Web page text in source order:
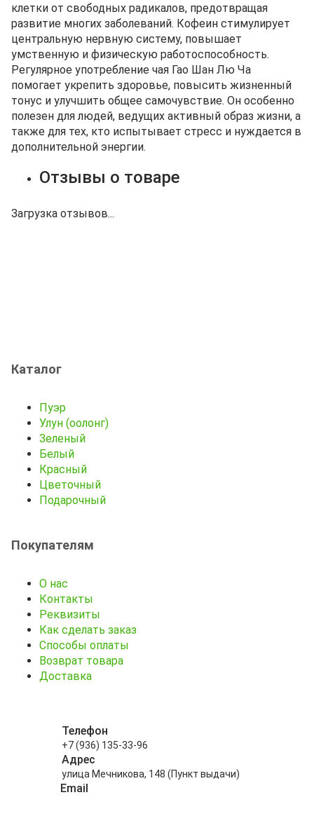
клетки от свободных радикалов, предотвращая
развитие многих заболеваний. Кофеин стимулирует
центральную нервную систему, повышает
умственную и физическую работоспособность.
Регулярное употребление чая Гао Шан Лю Ча
помогает укрепить здоровье, повысить жизненный
тонус и улучшить общее самочувствие. Он особенно
полезен для людей, ведущих активный образ жизни, а
также для тех, кто испытывает стресс и нуждается в
дополнительной энергии.
Отзывы о товаре
Загрузка отзывов...
Каталог
Пуэр
Улун (оолонг)
Зеленый
Белый
Красный
Цветочный
Подарочный
Покупателям
О нас
Контакты
Реквизиты
Как сделать заказ
Способы оплаты
Возврат товара
Доставка
Телефон
+7 (936) 135-33-96
Адрес
улица Мечникова, 148 (Пункт выдачи)
Email